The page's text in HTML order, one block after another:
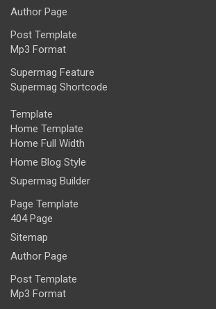
Author Page
Post Template
Mp3 Format
Supermag Feature
Supermag Shortcode
Template
Home Template
Home Full Width
Home Blog Style
Supermag Builder
Page Template
404 Page
Sitemap
Author Page
Post Template
Mp3 Format